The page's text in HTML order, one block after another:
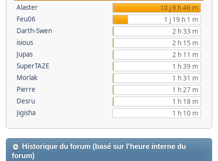
Alaster
10 j 9 h 46 m
Feu06
1 j 19 h 1 m
Darth-Swen
2 h 33 m
isious
2 h 15 m
Jupas
2 h 11 m
SuperTAZE
1 h 39 m
Morlak
1 h 31 m
Pierre
1 h 27 m
Desru
1 h 18 m
Jigisha
1 h 10 m
Historique du forum (basé sur l'heure interne du
forum)